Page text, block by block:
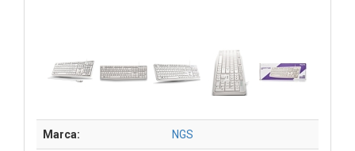
Marca: NGS